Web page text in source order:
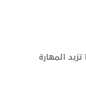
تزيد المهارة